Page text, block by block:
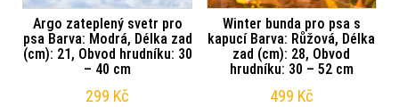
Argo zateplený svetr pro
psa Barva: Modrá, Délka zad
(cm): 21, Obvod hrudníku: 30
– 40 cm
299 Kč
Winter bunda pro psa s
kapucí Barva: Růžová, Délka
zad (cm): 28, Obvod
hrudníku: 30 – 52 cm
499 Kč